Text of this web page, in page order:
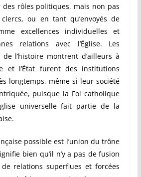
des rôles politiques, mais non pas
ou en tant qu’envoyés de
excellences individuelles et
relations avec l’Église. Les
l’histoire montrent d’ailleurs à
et l’État furent des institutions
longtemps, même si leur société
puisque la Foi catholique
universelle fait partie de la
possible est l’union du trône
bien qu’il n’y a pas de fusion
relations superflues et forcées